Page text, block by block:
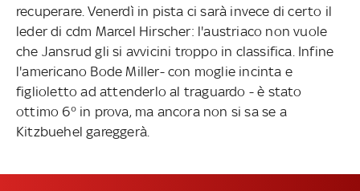
recuperare. Venerdì in pista ci sarà invece di certo il
leder di cdm Marcel Hirscher: l'austriaco non vuole
che Jansrud gli si avvicini troppo in classifica. Infine
l'americano Bode Miller- con moglie incinta e
figlioletto ad attenderlo al traguardo - è stato
ottimo 6° in prova, ma ancora non si sa se a
Kitzbuehel gareggerà.